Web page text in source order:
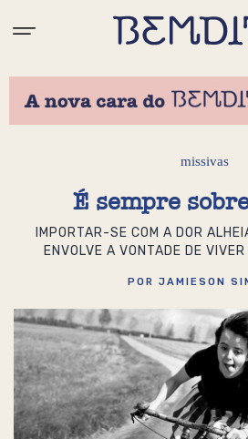
missivas
É sempre
IMPORTAR-SE COM A DOR
ENVOLVE A VONTADE DE
POR JAMIESON